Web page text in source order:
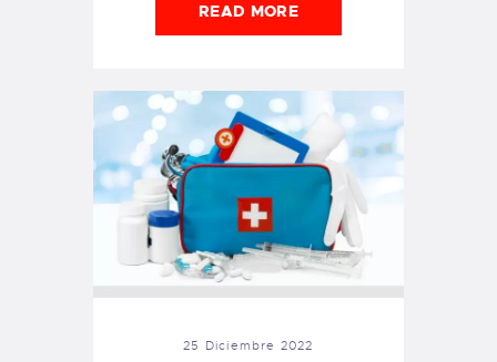
READ MORE
25 Diciembre 2022